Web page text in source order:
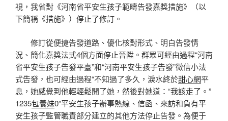
視，我省對《河南省平安生孩子範疇告發嘉獎措施》（以
下簡稱《措施》）停止了修訂。
修訂從便捷告發道路、優化核對形式、明白告發情
況、簡化嘉獎法式4個方面停止晉陞。群眾可經由過程“河南
省平安生孩子告發平臺”和“河南平安生孩子告發”微信小法
式告發，也可經由過程“不知過了多久，淚水終於甜心網平
息，她感覺到他輕輕鬆開了她，然後對她道：“我該走了。”
1235包養妹0”平安生孩子辦事熱線、信函、來訪和負有平
安生孩子監管職責部分建立的其他方法停止告發。為便于